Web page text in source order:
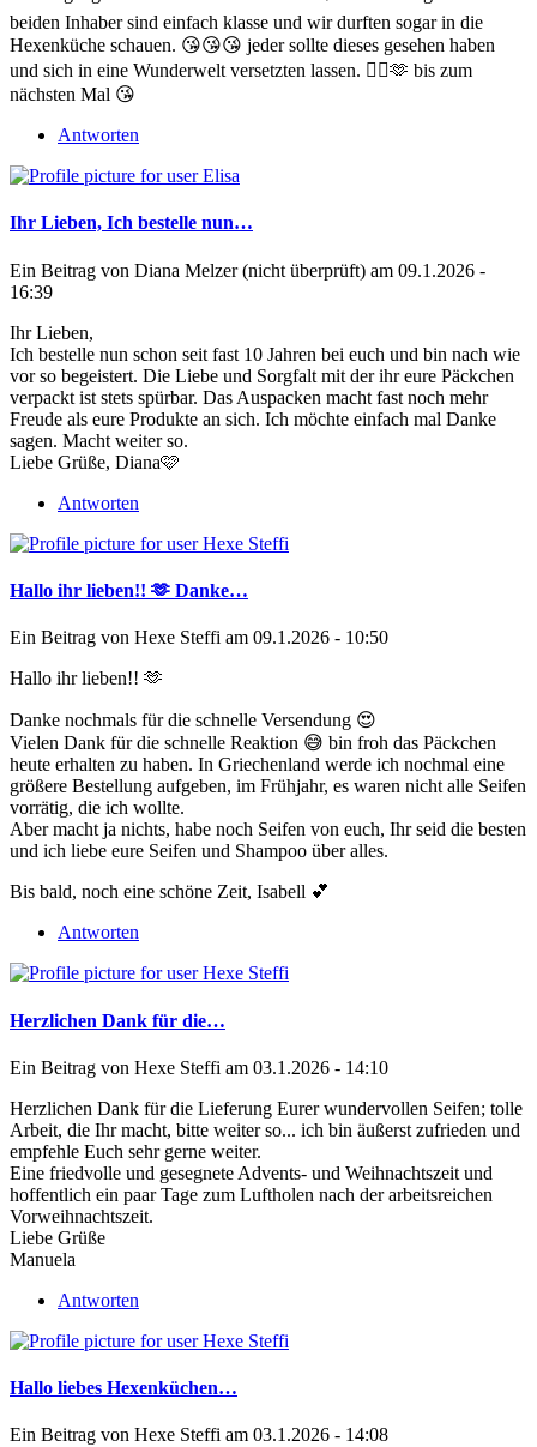
beiden Inhaber sind einfach klasse und wir durften sogar in die
Hexenküche schauen. 😘😘😘 jeder sollte dieses gesehen haben
und sich in eine Wunderwelt versetzten lassen. 🧙‍♀️🫶 bis zum
nächsten Mal 😘
Antworten
Ihr Lieben, Ich bestelle nun…
Ein Beitrag von Diana Melzer (nicht überprüft) am 09.1.2026 -
16:39
Ihr Lieben,
Ich bestelle nun schon seit fast 10 Jahren bei euch und bin nach wie
vor so begeistert. Die Liebe und Sorgfalt mit der ihr eure Päckchen
verpackt ist stets spürbar. Das Auspacken macht fast noch mehr
Freude als eure Produkte an sich. Ich möchte einfach mal Danke
sagen. Macht weiter so.
Liebe Grüße, Diana🩷
Antworten
Hallo ihr lieben!! 🫶 Danke…
Ein Beitrag von Hexe Steffi am 09.1.2026 - 10:50
Hallo ihr lieben!! 🫶
Danke nochmals für die schnelle Versendung 😍
Vielen Dank für die schnelle Reaktion 😅 bin froh das Päckchen
heute erhalten zu haben. In Griechenland werde ich nochmal eine
größere Bestellung aufgeben, im Frühjahr, es waren nicht alle Seifen
vorrätig, die ich wollte.
Aber macht ja nichts, habe noch Seifen von euch, Ihr seid die besten
und ich liebe eure Seifen und Shampoo über alles.
Bis bald, noch eine schöne Zeit, Isabell 💕
Antworten
Herzlichen Dank für die…
Ein Beitrag von Hexe Steffi am 03.1.2026 - 14:10
Herzlichen Dank für die Lieferung Eurer wundervollen Seifen; tolle
Arbeit, die Ihr macht, bitte weiter so... ich bin äußerst zufrieden und
empfehle Euch sehr gerne weiter.
Eine friedvolle und gesegnete Advents- und Weihnachtszeit und
hoffentlich ein paar Tage zum Luftholen nach der arbeitsreichen
Vorweihnachtszeit.
Liebe Grüße
Manuela
Antworten
Hallo liebes Hexenküchen…
Ein Beitrag von Hexe Steffi am 03.1.2026 - 14:08